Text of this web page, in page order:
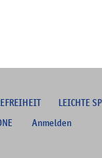
LEICHTE
Anmelden